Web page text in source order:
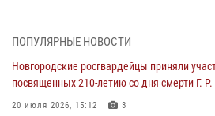
детского лагеря
04 августа 2026, 09:13 5
Новгородские росгвардейцы за неделю
ПОПУЛЯРНЫЕ НОВОСТИ
Новгородские росгвардейцы приняли
посвященных 210-летию со дня смерти Г.
20 июля 2026, 15:12 3